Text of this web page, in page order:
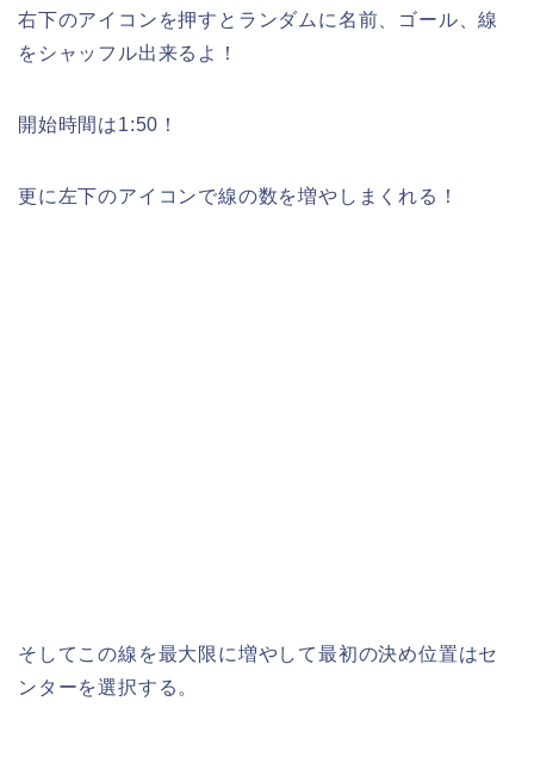
右下のアイコンを押すとランダムに名前、ゴール、線
をシャッフル出来るよ！
開始時間は1:50！
更に左下のアイコンで線の数を増やしまくれる！
そしてこの線を最大限に増やして最初の決め位置はセ
ンターを選択する。